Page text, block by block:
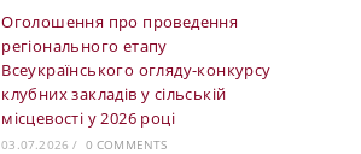
Оголошення про проведення
регіонального етапу
Всеукраїнського огляду-конкурсу
клубних закладів у сільській
місцевості у 2026 році
03.07.2026 / 0 COMMENTS